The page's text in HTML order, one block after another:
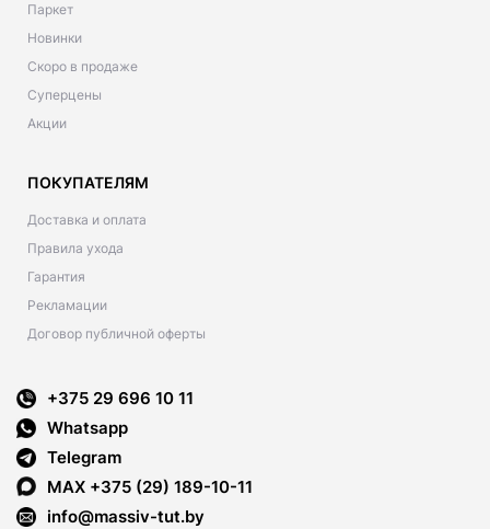
Паркет
Новинки
Скоро в продаже
Суперцены
Акции
ПОКУПАТЕЛЯМ
Доставка и оплата
Правила ухода
Гарантия
Рекламации
Договор публичной оферты
+375 29 696 10 11
Whatsapp
Telegram
MAX +375 (29) 189-10-11
info@massiv-tut.by